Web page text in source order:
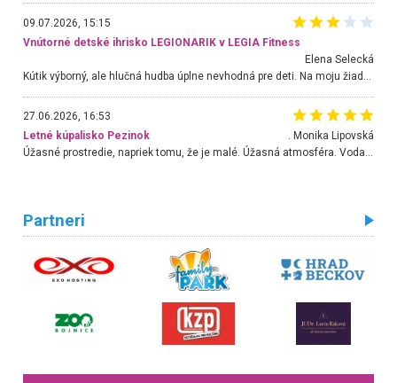
09.07.2026, 15:15
Vnútorné detské ihrisko LEGIONARIK v LEGIA Fitness
Elena Selecká
27.06.2026, 16:53
Letné kúpalisko Pezinok
. Monika Lipovská
Úžasné prostredie, napriek tomu, že je malé. Úžasná atmosféra. Voda fantastická a nádherná. Ľudí je pomerne veľa, ale su mili a ohľaduplní. Je veľmi zaujímavé sledovať, ako dokážu spolu športovať cudzí ľudia a bez ohľadu na vek. Vládne tu pohoda. Vnuka neviem dostať z vody. Ďakujem za krásny deň . Urcite sa sem vrátim. Jediný problém je s parkovaním, ale aj ten sa mi podarilo vyriešiť. Monika Bratislava
Partneri